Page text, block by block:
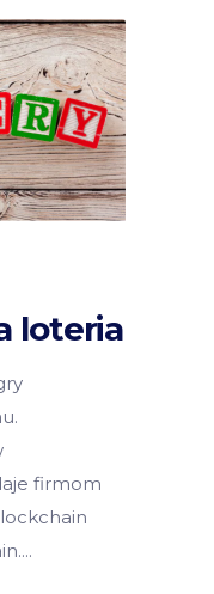
loteria
firmom